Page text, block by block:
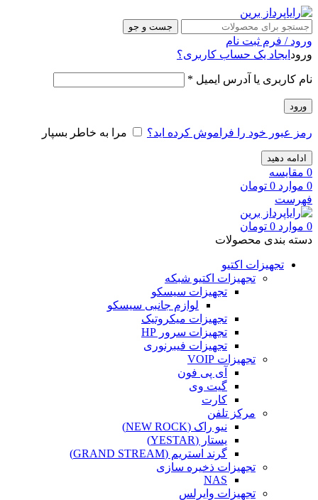
جست و جو
ورود / فرم ثبت نام
ورود ایجاد یک حساب کاربری؟
نام کاربری یا آدرس ایمیل *
ورود
رمز عبور خود را فراموش کرده اید؟ مرا به خاطر بسپار
ادامه دهید
0 مقایسه
0 موارد 0 تومان
فهرست
0 موارد 0 تومان
دسته بندی محصولات
تجهیزات اکتیو
تجهیزات اکتیو شبکه
تجهیزات سیسکو
لوازم جانبی سیسکو
تجهیزات میکروتیک
تجهیزات سرور HP
تجهیزات فیبرنوری
تجهیزات VOIP
آی پی فون
گیت وی
کارت
مرکز تلفن
نیو راک (NEW ROCK)
یستار (YESTAR)
گرند استریم (GRAND STREAM)
تجهیزات ذخیره سازی
NAS
تجهیزات وایرلس